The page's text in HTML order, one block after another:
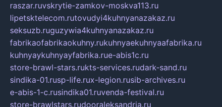
raszar.ruvskrytie-zamkov-moskva113.ru
lipetsktelecom.rutovudyi4kuhnyanazakaz.ru
seksuzb.ruguzywia4kuhnyanazakaz.ru
fabrikaofabrikaokuhny.rukuhnyaekuhnyaafabrika.ru
kuhnyaykuhnyayfabrika.rue-abis1c.ru
store-brawl-stars.rukts-services.rudark-sand.ru
sindika-01.rusp-life.rux-legion.rusib-archives.ru
e-abis-1-c.rusindika01.ruvenda-festival.ru
store-brawlstars.rudooraleksandria.ru